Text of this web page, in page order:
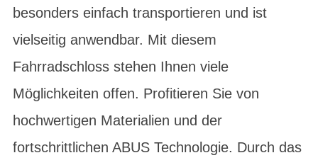
besonders einfach transportieren und ist
vielseitig anwendbar. Mit diesem
Fahrradschloss stehen Ihnen viele
Möglichkeiten offen. Profitieren Sie von
hochwertigen Materialien und der
fortschrittlichen ABUS Technologie. Durch das